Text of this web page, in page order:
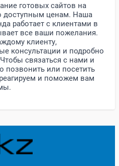
готовых сайтов на
доступным ценам. Наша
работает с клиентами в
все ваши пожелания.
клиенту,
консультации и подробно
связаться с нами и
позвонить или посетить
и поможем вам